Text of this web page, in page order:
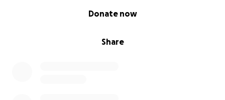
Share
Donate now